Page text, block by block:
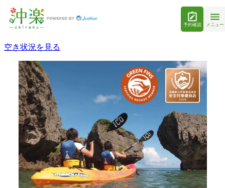
予約確認 メニュー
空き状況を見る